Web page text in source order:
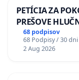
PETÍCIA ZA
PREŠOVE
LEN OD 9.00
TÝŽDEŇ CIEĽ
KONTROLA
68 podpisov
68 Podpisy / 30 dni
2 Aug 2026